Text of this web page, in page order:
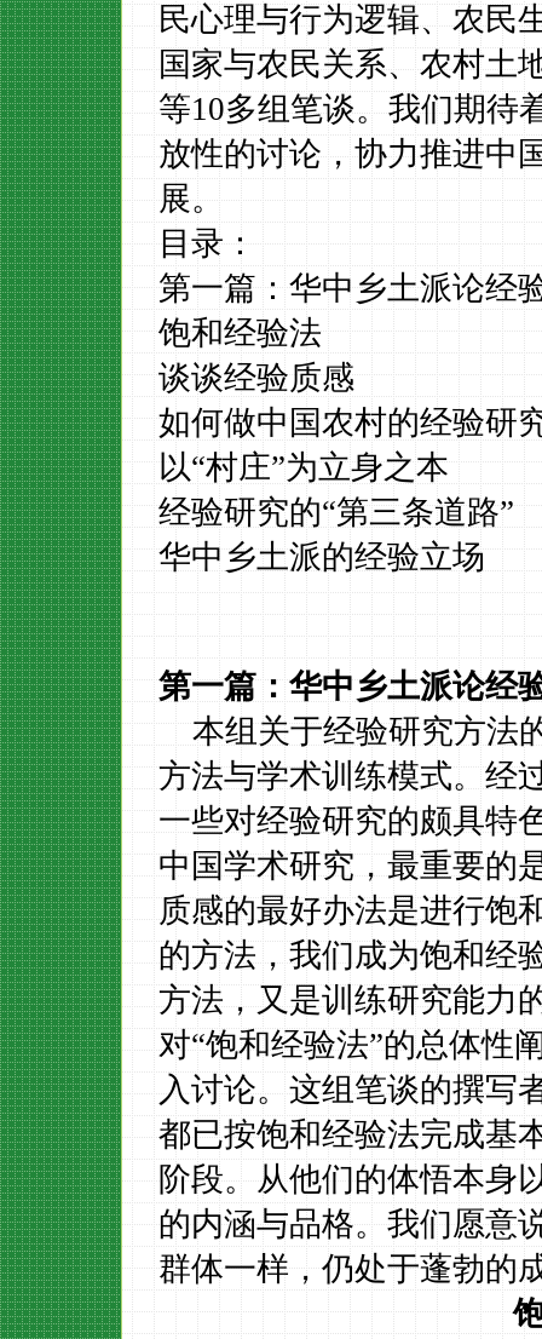
民心理与行为逻辑、农民
国家与农民关系、农村土
等10多组笔谈。我们期待
放性的讨论，协力推进中
展。
目录：
第一篇：华中乡土派论经
饱和经验法
谈谈经验质感
如何做中国农村的经验研
以“村庄”为立身之本
经验研究的“第三条道路”
华中乡土派的经验立场
第一篇：华中乡土派论经
本组关于经验研究方法
方法与学术训练模式。经
一些对经验研究的颇具特
中国学术研究，最重要的
质感的最好办法是进行饱
的方法，我们成为饱和经
方法，又是训练研究能力
对“饱和经验法”的总体性
入讨论。这组笔谈的撰写
都已按饱和经验法完成基
阶段。从他们的体悟本身
的内涵与品格。我们愿意
群体一样，仍处于蓬勃的